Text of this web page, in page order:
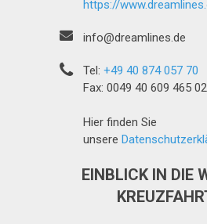
https://
info@dreamlines.de
Tel:+49 40 874 057 70
Fax: 0049 40 609 465
Hier finden Sie
unsere
EINBLICK IN DIE